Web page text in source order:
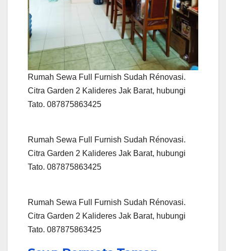
Rumah Sewa Full Furnish Sudah Rénovasi.
Citra Garden 2 Kalideres Jak Barat, hubungi
Tato. 087875863425
Rumah Sewa Full Furnish Sudah Rénovasi.
Citra Garden 2 Kalideres Jak Barat, hubungi
Tato. 087875863425
Rumah Sewa Full Furnish Sudah Rénovasi.
Citra Garden 2 Kalideres Jak Barat, hubungi
Tato. 087875863425